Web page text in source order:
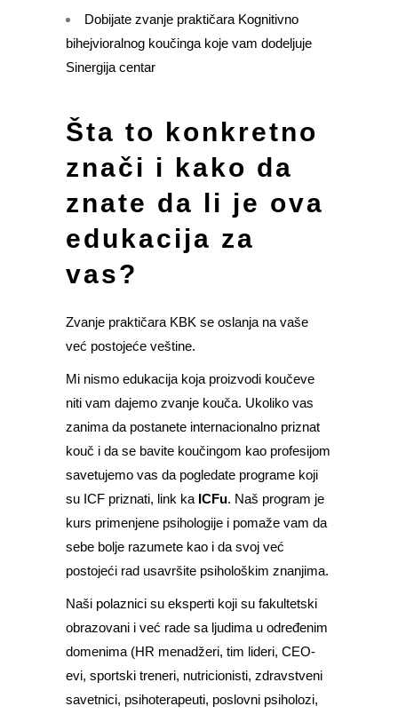
Dobijate zvanje praktičara Kognitivno
bihejvioralnog koučinga koje vam dodeljuje
Sinergija centar
Šta to konkretno
znači i kako da
znate da li je ova
edukacija za
vas?
Zvanje praktičara KBK se oslanja na vaše
već postojeće veštine.
Mi nismo edukacija koja proizvodi koučeve
niti vam dajemo zvanje kouča. Ukoliko vas
zanima da postanete internacionalno priznat
kouč i da se bavite koučingom kao profesijom
savetujemo vas da pogledate programe koji
su ICF priznati, link ka ICFu. Naš program je
kurs primenjene psihologije i pomaže vam da
sebe bolje razumete kao i da svoj već
postojeći rad usavršite psihološkim znanjima.
Naši polaznici su eksperti koji su fakultetski
obrazovani i već rade sa ljudima u određenim
domenima (HR menadžeri, tim lideri, CEO-
evi, sportski treneri, nutricionisti, zdravstveni
savetnici, psihoterapeuti, poslovni psiholozi,